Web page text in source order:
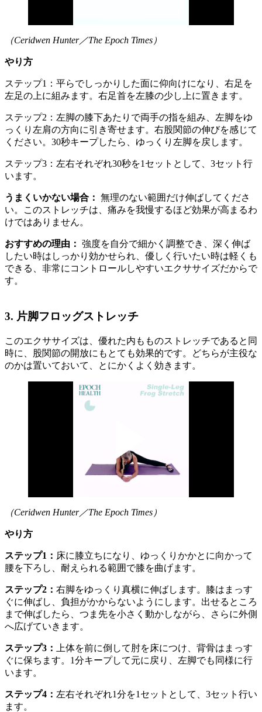
（Ceridwen Hunter／The Epoch Times）
やり方
ステップ1：平らでしっかりした面に仰向けになり、右足を
左足の上に組みます。右足首を左膝の少し上に置きます。
ステップ2：左脚の膝下あたりで両手の指を組み、左脚をゆ
っくり左肩の方向に引き寄せます。右股関節の伸びを感じて
ください。30秒キープしたら、ゆっくり左脚を戻します。
ステップ3：左右それぞれ30秒を1セットとして、3セット行
います。
うまくいかない場合： 無理のない範囲だけ伸ばしてくださ
い。このストレッチは、痛みを我慢するほど効果が高まるわ
けではありません。
おすすめの理由： 強度を自分で細かく調整でき、深く伸ば
したい時はしっかり効かせられ、優しく行いたい時は軽くも
できる、非常にコントロールしやすいエクササイズだからで
す。
3. 片脚フロッグストレッチ
このエクササイズは、優れた内もものストレッチであると同
時に、股関節の開放にもとても効果的です。どちらが主役な
のかは置いておいて、とにかくよく効きます。
（Ceridwen Hunter／The Epoch Times）
やり方
ステップ1： 床に膝立ちになり、ゆっくりかかとに向かって
腰を下ろし、耐えられる範囲で膝を曲げます。
ステップ2： 右脚をゆっくり真横に伸ばします。膝はまっす
ぐに伸ばし、負担がかからないようにします。出せるところ
まで伸ばしたら、つま先を小さく動かしながら、さらに外側
へ広げていきます。
ステップ3：
上体を前に倒して肘を床につけ、背骨はまっす
ぐに保ちます。1分キープして元に戻り、左脚でも同様に行
います。
ステップ4： 左右それぞれ1分を1セットとして、3セット行い
ます。